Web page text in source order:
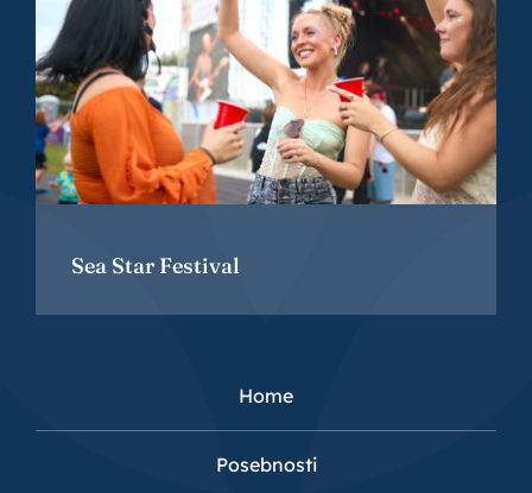
Sea Star Festival
Home
Posebnosti